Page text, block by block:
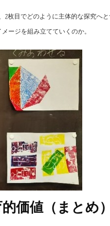
2枚目でどのように主体的な探究へ
ージを組み立てていくのか。
価値（まとめ）